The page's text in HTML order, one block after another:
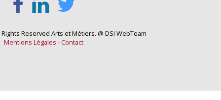
Reserved Arts et Métiers. @ DSI WebTeam
Mentions Légales -Contact